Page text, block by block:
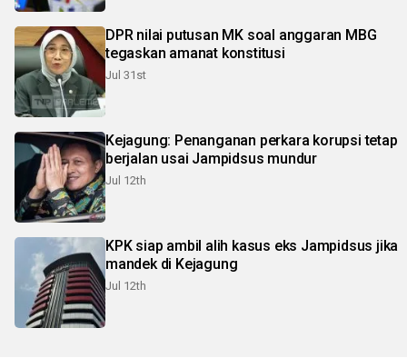
DPR nilai putusan MK soal anggaran MBG
tegaskan amanat konstitusi
Jul 31st
Kejagung: Penanganan perkara korupsi tetap
berjalan usai Jampidsus mundur
Jul 12th
KPK siap ambil alih kasus eks Jampidsus jika
mandek di Kejagung
Jul 12th